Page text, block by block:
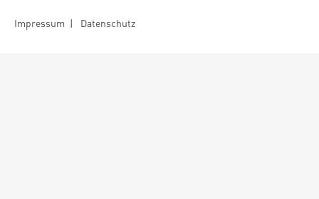
Impressum | Datenschutz